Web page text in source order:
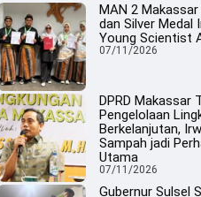
MAN 2 Makassar
dan Silver Medal
Young Scientist
07/11/2026
DPRD Makassar
Pengelolaan
Berkelanjutan,
Sampah jadi
Utama
07/11/2026
Gubernur Sulsel